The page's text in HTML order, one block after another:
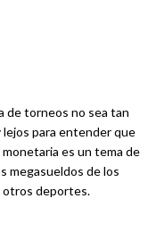
de torneos no sea tan
lejos para entender que
es un tema de
megasueldos de los
otros deportes.